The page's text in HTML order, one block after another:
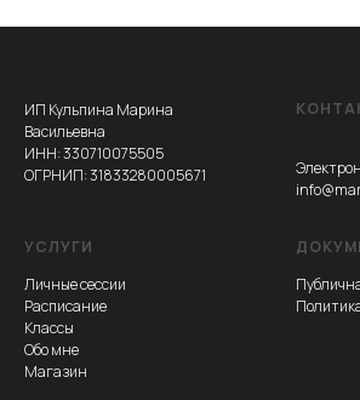
ИП Кульпина Марина
Васильевна
ИНН: 330710075505
ОГРНИП: 31833280005671
УСЛУГИ
Личные сессии
Расписание
Классы
Обо мне
Магазин